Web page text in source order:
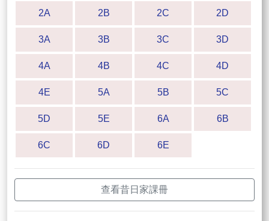
2A 2B 2C 2D
3A 3B 3C 3D
4A 4B 4C 4D
4E 5A 5B 5C
5D 5E 6A 6B
6C 6D 6E
查看昔日家課冊